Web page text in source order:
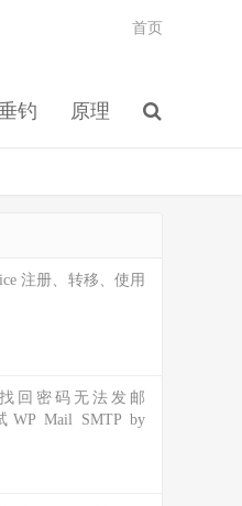
钓 原理
首页
注册、转移、使用
找回密码无法发邮
Mail SMTP by